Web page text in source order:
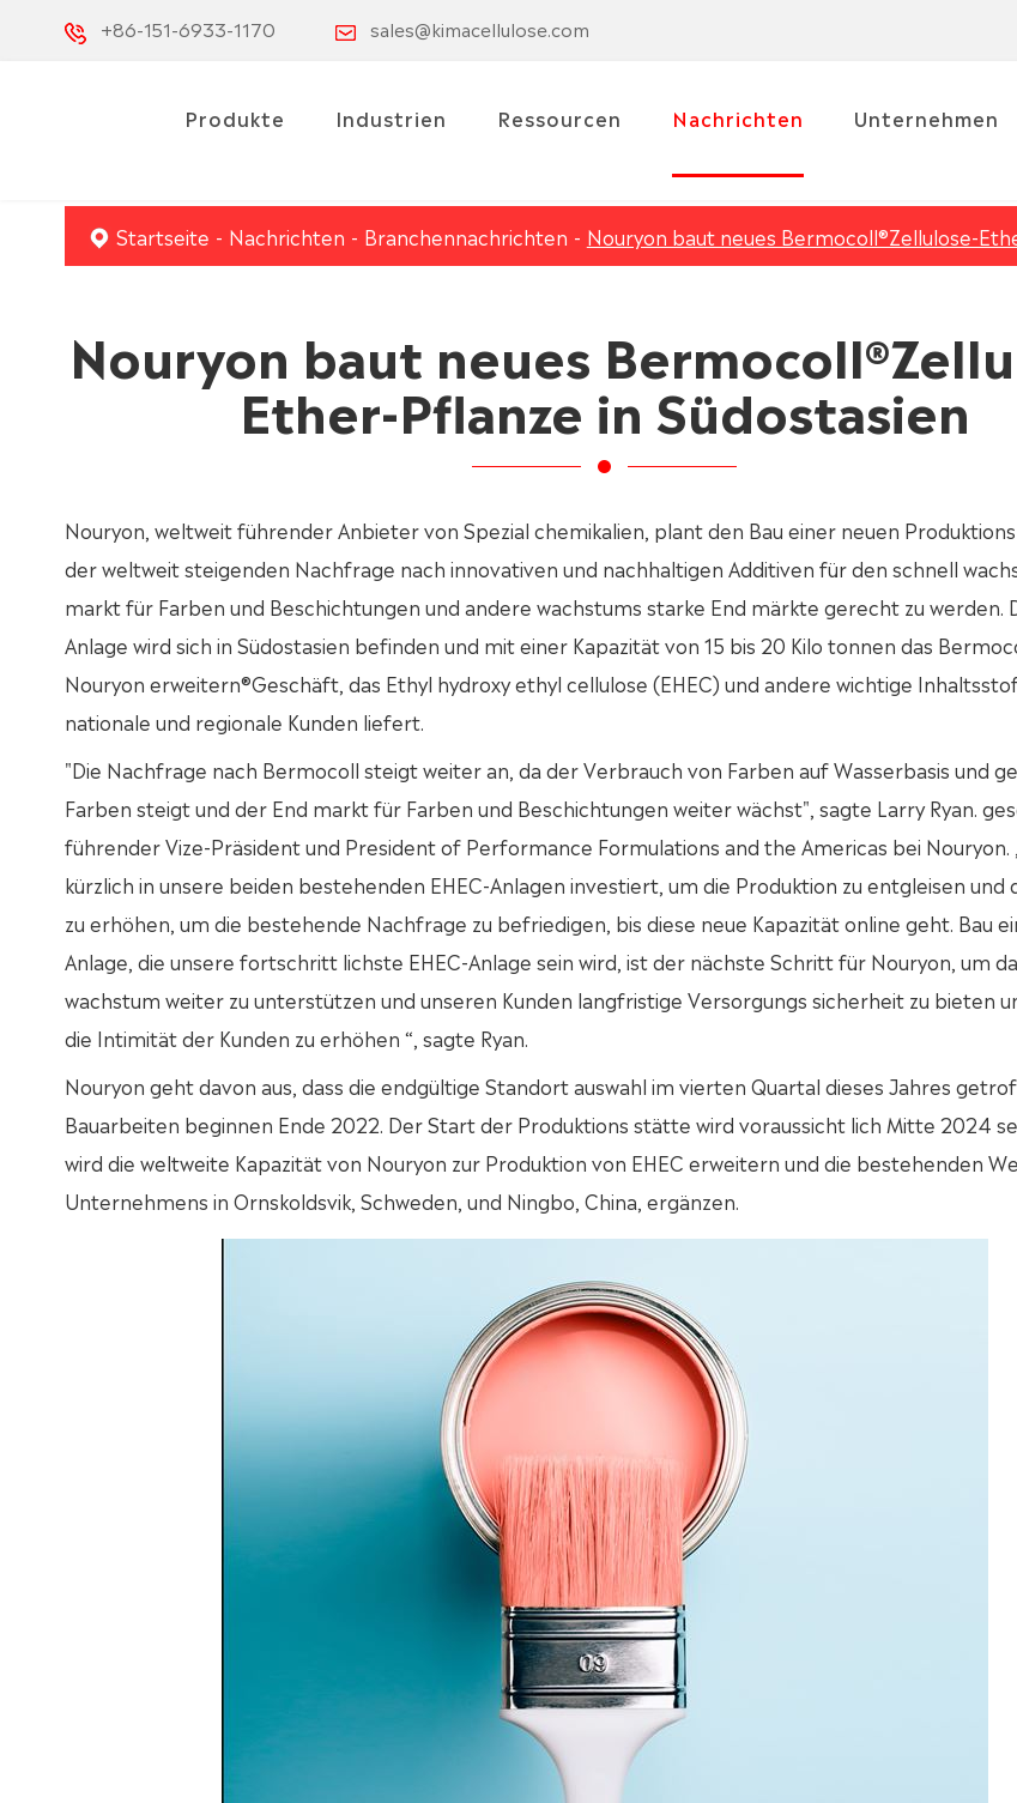
+86-151-6933-1170 sales@kimacellulose.com
Produkte Industrien Ressourcen Nachrichten Unternehmen
Startseite Nachrichten Branchennachrichten Nouryon baut neues Bermocoll®Zellulose-
Nouryon baut neues
Ether-Pflanze in Südostasien
Nouryon, weltweit führender Anbieter von Spezial chemikalien, plant den Bau einer neuen
der weltweit steigenden Nachfrage nach innovativen und nachhaltigen Additiven für den schnell
markt für Farben und Beschichtungen und andere wachstums starke End märkte gerecht zu werden.
Anlage wird sich in Südostasien befinden und mit einer Kapazität von 15 bis 20 Kilo tonnen das
Nouryon erweitern®Geschäft, das Ethyl hydroxy ethyl cellulose (EHEC) und andere wichtige
nationale und regionale Kunden liefert.
"Die Nachfrage nach Bermocoll steigt weiter an, da der Verbrauch von Farben auf Wasserbasis und
Farben steigt und der End markt für Farben und Beschichtungen weiter wächst", sagte Larry Ryan.
führender Vize-Präsident und President of Performance Formulations and the Americas bei Nouryon.
kürzlich in unsere beiden bestehenden EHEC-Anlagen investiert, um die Produktion zu entgleisen und
zu erhöhen, um die bestehende Nachfrage zu befriedigen, bis diese neue Kapazität online geht. Bau
Anlage, die unsere fortschritt lichste EHEC-Anlage sein wird, ist der nächste Schritt für Nouryon, um
wachstum weiter zu unterstützen und unseren Kunden langfristige Versorgungs sicherheit zu bieten
die Intimität der Kunden zu erhöhen “, sagte Ryan.
Nouryon geht davon aus, dass die endgültige Standort auswahl im vierten Quartal dieses Jahres
Bauarbeiten beginnen Ende 2022. Der Start der Produktions stätte wird voraussicht lich Mitte 2024
wird die weltweite Kapazität von Nouryon zur Produktion von EHEC erweitern und die bestehenden
Unternehmens in Ornskoldsvik, Schweden, und Ningbo, China, ergänzen.